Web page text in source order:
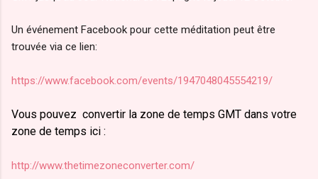
Un événement Facebook pour cette méditation peut être
trouvée via ce lien:
https://www.facebook.com/events/1947048045554219/
Vous pouvez convertir la zone de temps GMT dans votre
zone de temps ici :
http://www.thetimezoneconverter.com/